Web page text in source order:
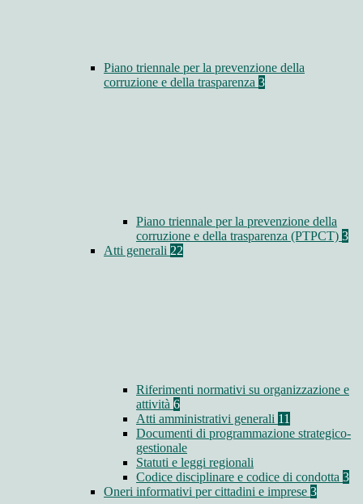
Piano triennale per la prevenzione della
corruzione e della trasparenza 3
Piano triennale per la prevenzione della
corruzione e della trasparenza (PTPCT) 3
Atti generali 22
Riferimenti normativi su organizzazione e
attività 6
Atti amministrativi generali 11
Documenti di programmazione strategico-
gestionale
Statuti e leggi regionali
Codice disciplinare e codice di condotta 3
Oneri informativi per cittadini e imprese 3